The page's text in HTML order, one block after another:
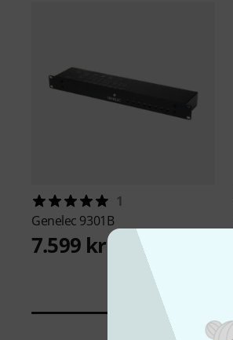
1
Genelec 9301B
7.599 kr